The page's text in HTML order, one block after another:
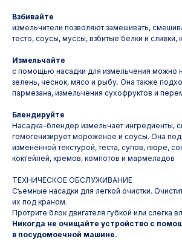
Взбивайте
измельчители позволяют замешивать,
тесто, соусы, муссы, взбитые белки и
Измельчайте
с помощью насадки для измельчения можно
зелень, чеснок, мясо и рыбу. Она также
пармезана, измельчения сухофруктов и
Блендируйте
Насадка-блендер измельчает ингредиенты,
гомогенизирует мороженое и соусы. Она
изменённой текстурой, теста, супов, пюре,
коктейлей, кремов, компотов и мармеладов
ТЕХНИЧЕСКОЕ ОБСЛУЖИВАНИЕ
Съемные насадки для легкой очистки.
их под краном.
Протрите блок двигателя губкой или слегка
Никогда не очищайте устройство с
в посудомоечной машине.